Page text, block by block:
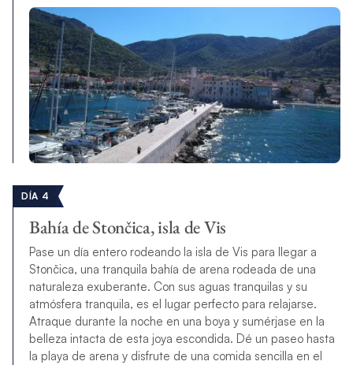
DÍA 4
Bahía de Stončica, isla de Vis
Pase un día entero rodeando la isla de Vis para llegar a
Stončica, una tranquila bahía de arena rodeada de una
naturaleza exuberante. Con sus aguas tranquilas y su
atmósfera tranquila, es el lugar perfecto para relajarse.
Atraque durante la noche en una boya y sumérjase en la
belleza intacta de esta joya escondida. Dé un paseo hasta
la playa de arena y disfrute de una comida sencilla en el